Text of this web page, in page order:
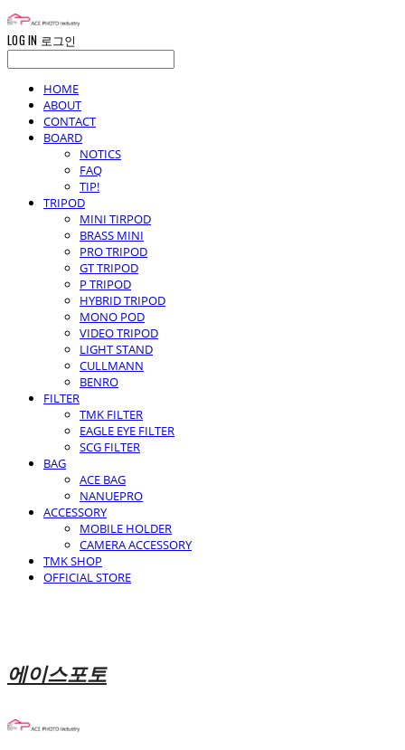
LOG IN 로그인
HOME
ABOUT
CONTACT
BOARD
NOTICS
FAQ
TIP!
TRIPOD
MINI TIRPOD
BRASS MINI
PRO TRIPOD
GT TRIPOD
P TRIPOD
HYBRID TRIPOD
MONO POD
VIDEO TRIPOD
LIGHT STAND
CULLMANN
BENRO
FILTER
TMK FILTER
EAGLE EYE FILTER
SCG FILTER
BAG
ACE BAG
NANUEPRO
ACCESSORY
MOBILE HOLDER
CAMERA ACCESSORY
TMK SHOP
OFFICIAL STORE
에이스포토